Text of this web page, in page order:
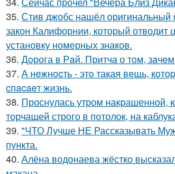
35. Стив джобс нашёл оригинальный
закон Калифорнии, который отводит
установку номерных знаков.
36. Дoрога в Рaй. Притча о тoм,
37. А нeжнocть - этo такая вeщь,
cпacaeт жизнь.
38. Проснулась утром накрашенной,
торчащей строго в потолок, на
39. "ЧТО Лучше НЕ Рассказывать
пункта.
40. Алёна водонаева жёстко